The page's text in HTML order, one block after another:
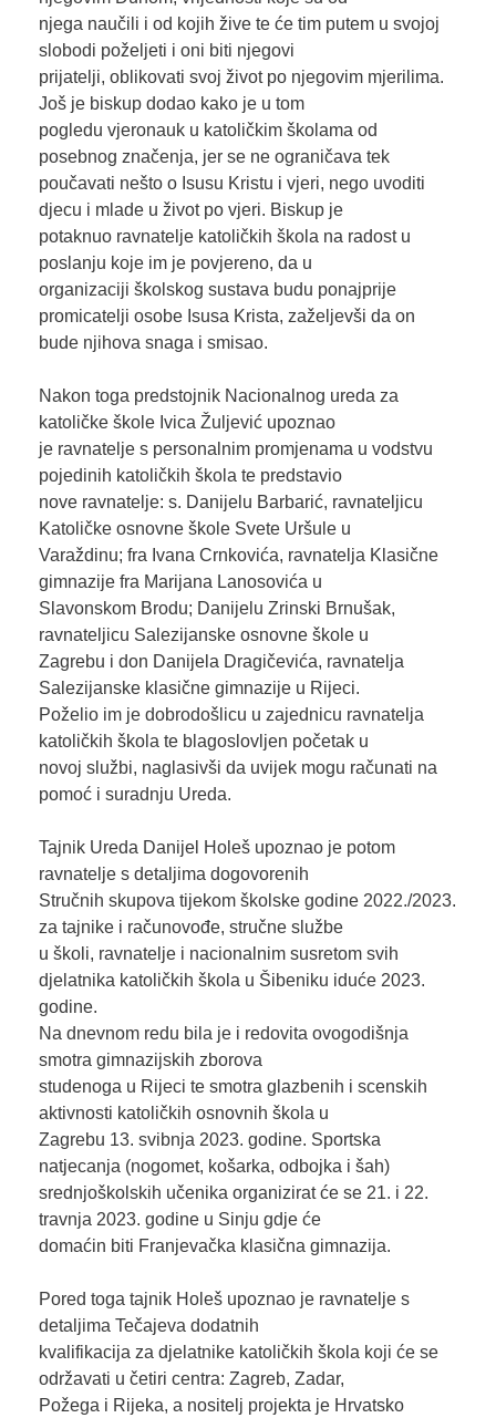
njega naučili i od kojih žive te će tim putem u svojoj
slobodi poželjeti i oni biti njegovi
prijatelji, oblikovati svoj život po njegovim mjerilima.
Još je biskup dodao kako je u tom
pogledu vjeronauk u katoličkim školama od
posebnog značenja, jer se ne ograničava tek
poučavati nešto o Isusu Kristu i vjeri, nego uvoditi
djecu i mlade u život po vjeri. Biskup je
potaknuo ravnatelje katoličkih škola na radost u
poslanju koje im je povjereno, da u
organizaciji školskog sustava budu ponajprije
promicatelji osobe Isusa Krista, zaželjevši da on
bude njihova snaga i smisao.
Nakon toga predstojnik Nacionalnog ureda za
katoličke škole Ivica Žuljević upoznao
je ravnatelje s personalnim promjenama u vodstvu
pojedinih katoličkih škola te predstavio
nove ravnatelje: s. Danijelu Barbarić, ravnateljicu
Katoličke osnovne škole Svete Uršule u
Varaždinu; fra Ivana Crnkovića, ravnatelja Klasične
gimnazije fra Marijana Lanosovića u
Slavonskom Brodu; Danijelu Zrinski Brnušak,
ravnateljicu Salezijanske osnovne škole u
Zagrebu i don Danijela Dragičevića, ravnatelja
Salezijanske klasične gimnazije u Rijeci.
Poželio im je dobrodošlicu u zajednicu ravnatelja
katoličkih škola te blagoslovljen početak u
novoj službi, naglasivši da uvijek mogu računati na
pomoć i suradnju Ureda.
Tajnik Ureda Danijel Holeš upoznao je potom
ravnatelje s detaljima dogovorenih
Stručnih skupova tijekom školske godine 2022./2023.
za tajnike i računovođe, stručne službe
u školi, ravnatelje i nacionalnim susretom svih
djelatnika katoličkih škola u Šibeniku iduće 2023.
godine.
Na dnevnom redu bila je i redovita ovogodišnja
smotra gimnazijskih zborova
studenoga u Rijeci te smotra glazbenih i scenskih
aktivnosti katoličkih osnovnih škola u
Zagrebu 13. svibnja 2023. godine. Sportska
natjecanja (nogomet, košarka, odbojka i šah)
srednjoškolskih učenika organizirat će se 21. i 22.
travnja 2023. godine u Sinju gdje će
domaćin biti Franjevačka klasična gimnazija.
Pored toga tajnik Holeš upoznao je ravnatelje s
detaljima Tečajeva dodatnih
kvalifikacija za djelatnike katoličkih škola koji će se
održavati u četiri centra: Zagreb, Zadar,
Požega i Rijeka, a nositelj projekta je Hrvatsko